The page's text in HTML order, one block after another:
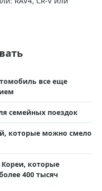
все еще
семейных поездок
которые можно смело
которые
400 тысяч